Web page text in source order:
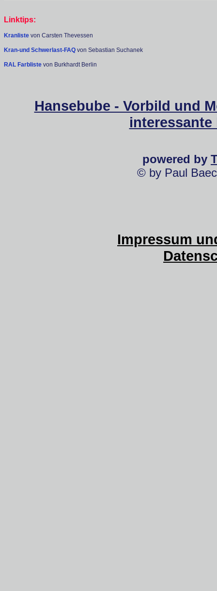
Linktips:
Kranliste von Carsten Thevessen
Kran-und Schwerlast-FAQ von Sebastian Suchanek
RAL Farbliste von Burkhardt Berlin
Hansebube - Vorbild und
powered by
© by Paul
Impressum